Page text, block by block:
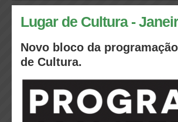
Lugar de Cultura -
Novo bloco da
de Cultura.